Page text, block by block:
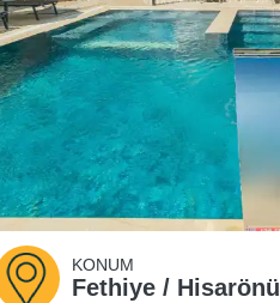
KONUM
Fethiye / Hisarönü